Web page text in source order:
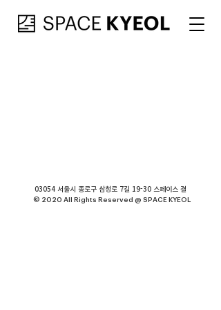
03054 서울시 종로구 삼청로 7길 19-30 스페이스 결
© 2020 All Rights Reserved @ SPACE KYEOL